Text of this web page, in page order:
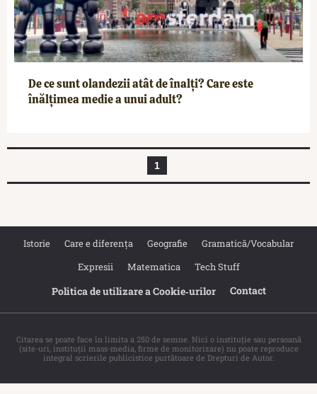
De ce sunt olandezii atât de înalți? Care este
înălțimea medie a unui adult?
1
Istorie Care e diferența Geografie
Gramatică/Vocabular
Expresii
Matematica Tech Stuff
Politica de utilizare a Cookie‐urilor Contact
Citarea se poate face în limita a 250 de semne. Nici o instituţie sau persoană
(site-uri, instituţii mass-media, firme de monitorizare) nu poate reproduce
integral scrierile publicistice purtătoare de Drepturi de Autor.